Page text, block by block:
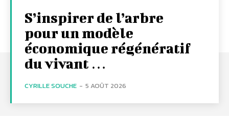
S’inspirer de l’arbre
pour un modèle
économique régénératif
du vivant …
CYRILLE SOUCHE - 5 AOÛT 2026